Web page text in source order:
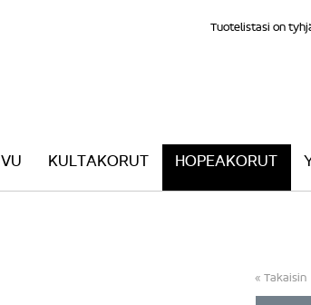
Tuotelistasi on
KULTAKORUT HOPEAKORUT
Takaisin